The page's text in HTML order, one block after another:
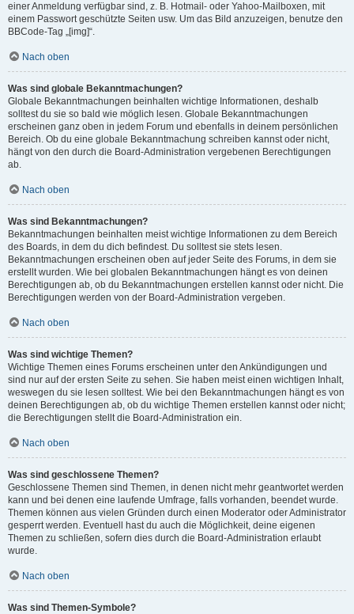
einer Anmeldung verfügbar sind, z. B. Hotmail- oder Yahoo-Mailboxen, mit
einem Passwort geschützte Seiten usw. Um das Bild anzuzeigen, benutze den
BBCode-Tag „[img]“.
Nach oben
Was sind globale Bekanntmachungen?
Globale Bekanntmachungen beinhalten wichtige Informationen, deshalb
solltest du sie so bald wie möglich lesen. Globale Bekanntmachungen
erscheinen ganz oben in jedem Forum und ebenfalls in deinem persönlichen
Bereich. Ob du eine globale Bekanntmachung schreiben kannst oder nicht,
hängt von den durch die Board-Administration vergebenen Berechtigungen
ab.
Nach oben
Was sind Bekanntmachungen?
Bekanntmachungen beinhalten meist wichtige Informationen zu dem Bereich
des Boards, in dem du dich befindest. Du solltest sie stets lesen.
Bekanntmachungen erscheinen oben auf jeder Seite des Forums, in dem sie
erstellt wurden. Wie bei globalen Bekanntmachungen hängt es von deinen
Berechtigungen ab, ob du Bekanntmachungen erstellen kannst oder nicht. Die
Berechtigungen werden von der Board-Administration vergeben.
Nach oben
Was sind wichtige Themen?
Wichtige Themen eines Forums erscheinen unter den Ankündigungen und
sind nur auf der ersten Seite zu sehen. Sie haben meist einen wichtigen Inhalt,
weswegen du sie lesen solltest. Wie bei den Bekanntmachungen hängt es von
deinen Berechtigungen ab, ob du wichtige Themen erstellen kannst oder nicht;
die Berechtigungen stellt die Board-Administration ein.
Nach oben
Was sind geschlossene Themen?
Geschlossene Themen sind Themen, in denen nicht mehr geantwortet werden
kann und bei denen eine laufende Umfrage, falls vorhanden, beendet wurde.
Themen können aus vielen Gründen durch einen Moderator oder Administrator
gesperrt werden. Eventuell hast du auch die Möglichkeit, deine eigenen
Themen zu schließen, sofern dies durch die Board-Administration erlaubt
wurde.
Nach oben
Was sind Themen-Symbole?